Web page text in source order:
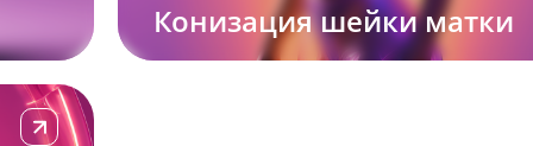
Конизация шейки матки
Подробнее